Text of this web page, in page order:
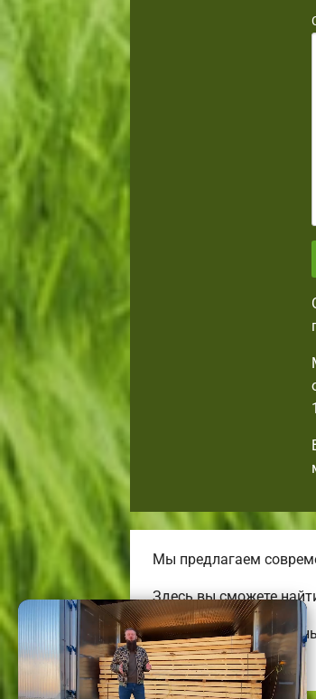
Мы предлагаем
Здесь вы сможете
Строим
огромных коттеджей.